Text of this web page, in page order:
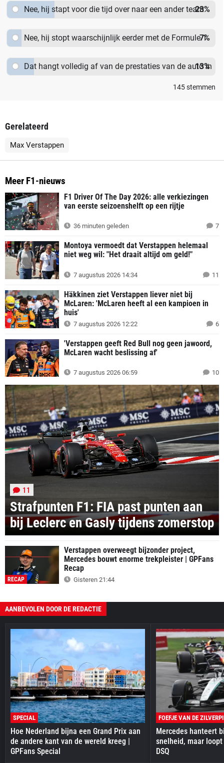
Nee, hij stapt voor die tijd over naar een ander team.
23%
Nee, hij stopt waarschijnlijk eerder met de Formule 1.
7%
Dat hangt volledig af van de prestaties van de auto in
13%
145stemmen
Gerelateerd
Max Verstappen
Meer F1-nieuws
F1 Driver Of The Day 2026: alle verkiezingen
van eerste seizoenshelft op een rijtje
36 minuten geleden 7
Montoya vermoedt dat Verstappen helemaal
niet weg wil: "Het draait altijd om geld!"
7 augustus 2026 14:34 11
Häkkinen ziet Verstappen liever niet bij
McLaren: 'McLaren heeft al een kampioen in
huis'
7 augustus 2026 12:22 6
'Verstappen geeft Red Bull nog geen jawoord,
McLaren wacht beslissing af'
7 augustus 2026 06:59 10
Strafpunten F1: FIA past punten aan
bij Leclerc en Gasly tijdens zomerstop
11
RECAP
Verstappen overweegt bijzonder project,
Mercedes bouwt enorme trekpleister | GPFans
Recap
Gisteren 21:44
AANBEVOLEN DOOR DE REDACTIE
SPECIAL
Hoe Nederland bijna een Grand Prix aan
de andere kant van de wereld kreeg |
GPFans Special
FOEFJE VAN DE
Mercedes hanteert
snelheid, maar
DSQ